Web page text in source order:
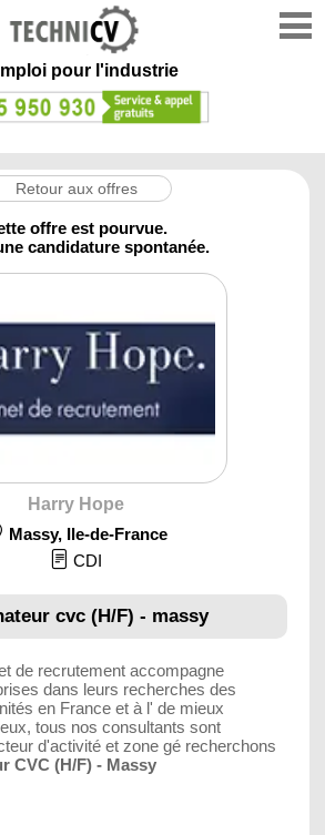
pour l'industrie
Retour aux offres
offre est pourvue.
candidature spontanée.
Harry Hope
Massy, Ile-de-France
CDI
cvc (H/F) - massy
de recrutement accompagne
dans leurs recherches des
en France et à l' de mieux
tous nos consultants sont
d'activité et zone gé recherchons
CVC (H/F) - Massy